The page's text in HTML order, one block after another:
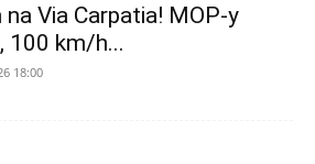
Via Carpatia! MOP-y
100 km/h...
18:00